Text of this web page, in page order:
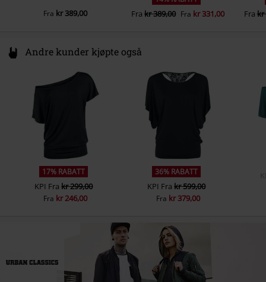
Fra kr 389,00 Fra kr 389,00 Fra kr 331,00 Frakr
Andre kunder kjøpte også
17% RABATT
KPI Frakr 299,00
Fra kr 246,00
36% RABATT
KPI Frakr 599,00
Fra kr 379,00